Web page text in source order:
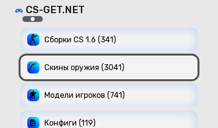
CS-GET.NET
Сборки CS 1.6 (341)
Скины оружия (3041)
Модели игроков (741)
Конфиги (119)